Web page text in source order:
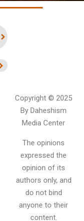
Copyright © 2025
By Daheshism
Media Center
The opinions
expressed the
opinion of its
authors only, and
do not bind
anyone to their
content.